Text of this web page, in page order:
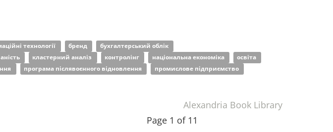
технології бренд
бухгалтерський облік
кластерний аналіз контролінг національна економіка
освіта
програма післявоєнного відновлення
промислове підприємство
Alexandria Book Library
Page 1 of 11